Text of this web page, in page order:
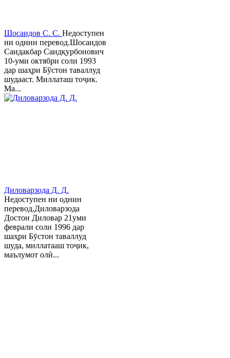
Шосаидов С. С. Недоступен
ни однин перевод.Шосаидов
Саидакбар Саидқурбонович
10-уми октябри соли 1993
дар шаҳри Бўстон таваллуд
шудааст. Миллаташ тоҷик.
Ма...
Диловарзода Д. Д.
Недоступен ни однин
перевод.Диловарзода
Достон Диловар 21уми
феврали соли 1996 дар
шаҳри Бӯстон таваллуд
шуда, миллатааш тоҷик,
маълумот олӣ...